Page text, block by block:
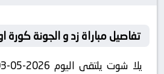
تفاصيل مباراة زد و الجونة كورة